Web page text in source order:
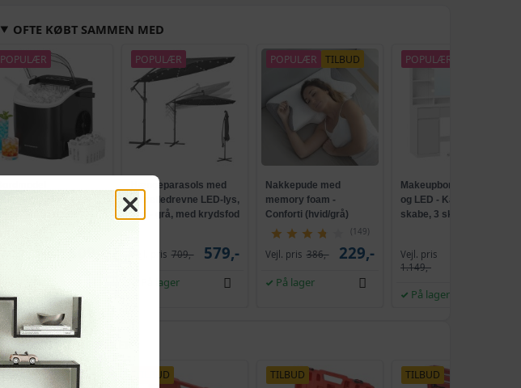
OFTE KØBT SAMMEN MED
POPULÆR
Snart på lager
POPULÆR
Hængeparasols med
solcelledrevne LED-lys,
3 m - grå, med krydsfod
Vejl. pris 709,- 579,-
På lager
POPULÆR TILBUD
Nakkepude med
memory foam -
Conforti (hvid/grå)
(149)
Vejl. pris 386,- 229,-
På lager
POPULÆR
Makeupbord med spejl
og LED - Kailyn, 2
skabe, 3 skuffer, 5
uden værktøj - cloud
hvid
Vejl. pris
1.149,-
På lager
ALTERNATIVE VARER
TILBUD TILBUD TILBUD TILBUD